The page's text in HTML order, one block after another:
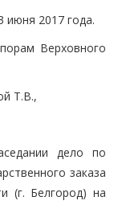
июня 2017 года.
Верховного
Т.В.,
дело по
заказа
(г. Белгород) на